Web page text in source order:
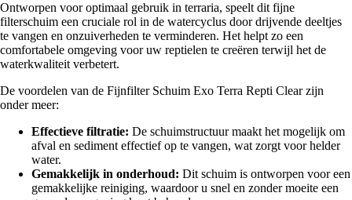
Ontworpen voor optimaal gebruik in terraria, speelt dit fijne
filterschuim een cruciale rol in de watercyclus door drijvende deeltjes
te vangen en onzuiverheden te verminderen. Het helpt zo een
comfortabele omgeving voor uw reptielen te creëren terwijl het de
waterkwaliteit verbetert.
De voordelen van de Fijnfilter Schuim Exo Terra Repti Clear zijn
onder meer:
Effectieve filtratie: De schuimstructuur maakt het mogelijk om
afval en sediment effectief op te vangen, wat zorgt voor helder
water.
Gemakkelijk in onderhoud: Dit schuim is ontworpen voor een
gemakkelijke reiniging, waardoor u snel en zonder moeite een